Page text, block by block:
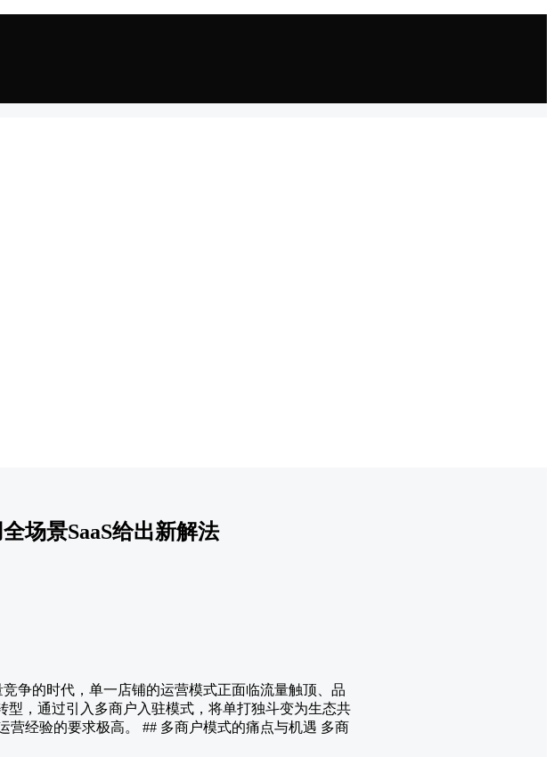
场景SaaS给出新解法
争的时代，单一店铺的运营模式正面临流量触顶、品
，通过引入多商户入驻模式，将单打独斗变为生态共
经验的要求极高。 ## 多商户模式的痛点与机遇 多商